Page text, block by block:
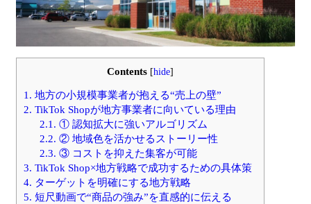
Contents [hide]
1. 地方の小規模事業者が抱える“売上の壁”
2. TikTok Shopが地方事業者に向いている理由
2.1. ① 認知拡大に強いアルゴリズム
2.2. ② 地域色を活かせるストーリー性
2.3. ③ コストを抑えた集客が可能
3. TikTok Shop×地方戦略で成功するための具体策
4. ターゲットを明確にする地方戦略
5. 短尺動画で“商品の強み”を直感的に伝える